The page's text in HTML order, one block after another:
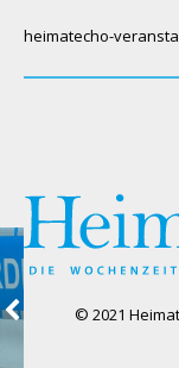
heimatecho-
© 2021